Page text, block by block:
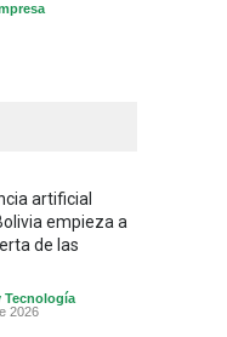
artificial
empieza a
de las
Tecnología
2026